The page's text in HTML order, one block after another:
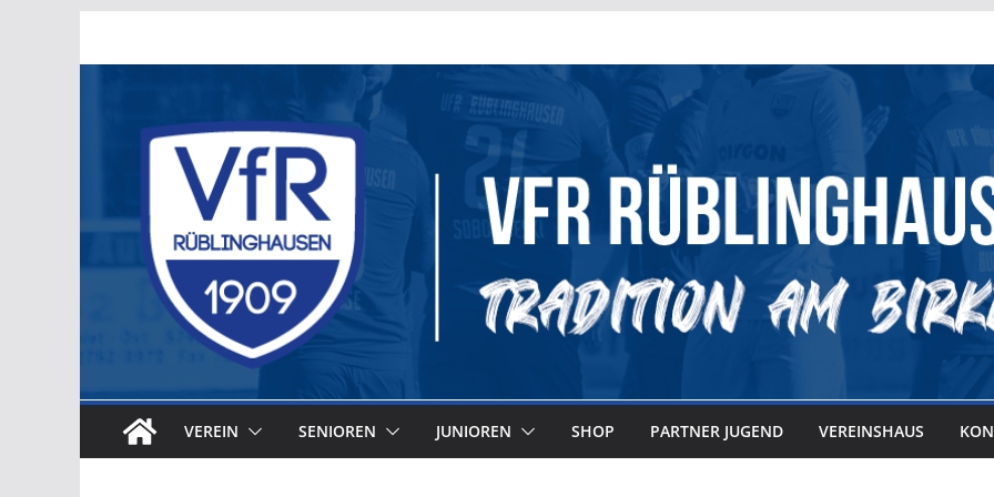
VEREIN SENIOREN JUNIOREN SHOP PARTNER JUGEND VEREINSHAUS